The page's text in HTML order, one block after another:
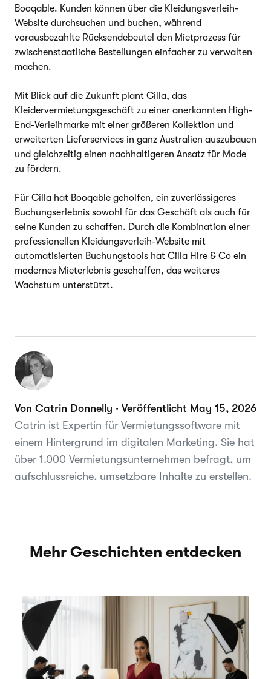
Booqable. Kunden können über die Kleidungsverleih-
Website durchsuchen und buchen, während
vorausbezahlte Rücksendebeutel den Mietprozess für
zwischenstaatliche Bestellungen einfacher zu verwalten
machen.
Mit Blick auf die Zukunft plant Cilla, das
Kleidervermietungsgeschäft zu einer anerkannten High-
End-Verleihmarke mit einer größeren Kollektion und
erweiterten Lieferservices in ganz Australien auszubauen
und gleichzeitig einen nachhaltigeren Ansatz für Mode
zu fördern.
Für Cilla hat Booqable geholfen, ein zuverlässigeres
Buchungserlebnis sowohl für das Geschäft als auch für
seine Kunden zu schaffen. Durch die Kombination einer
professionellen Kleidungsverleih-Website mit
automatisierten Buchungstools hat Cilla Hire & Co ein
modernes Mieterlebnis geschaffen, das weiteres
Wachstum unterstützt.
Von Catrin Donnelly · Veröffentlicht May 15, 2026
Catrin ist Expertin für Vermietungssoftware mit
einem Hintergrund im digitalen Marketing. Sie hat
über 1.000 Vermietungsunternehmen befragt, um
aufschlussreiche, umsetzbare Inhalte zu erstellen.
Mehr Geschichten entdecken